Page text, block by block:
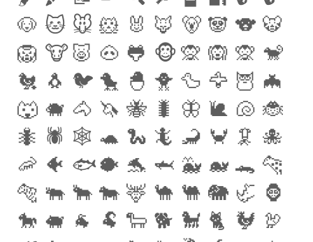
🐶 🐱 🐭 🐹 🐰 🦊 🐻 🐼 🐨 🐯
🦁 🐮🐷 🐽 🐸 🐵 🙊 🙉 🙊 🐒
🐔 🐧 🐦 🐤 🐣 🐥 🦆 🦅 🦉 🦇
🐺 🐗 🐴 🦄 🐝 🐛 🦋 🐌 🐚 🐞
🐜 🕷 🕸 🐢 🐍 🦎 🦂 🦀 🦑 🐙
🦐 🐠 🐟🐡 🐬 🦈 🐳 🐋 🐊 🐆
🐅 🐃 🐂 🐄 🦌 🐪 🐫 🐘 🦏 🦍
🐎 🐖 🐐 🐏 🐑 🐕 🐩 🐈 🐓 🦃